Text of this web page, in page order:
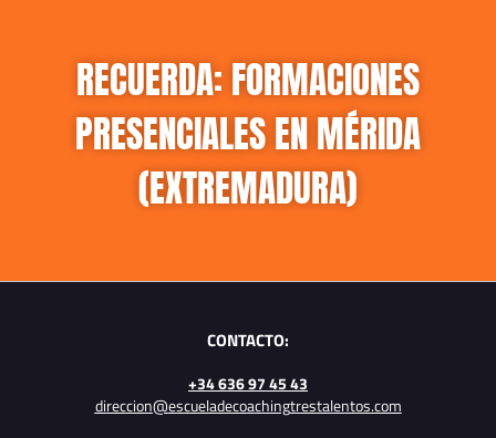
RECUERDA: FORMACIONES
PRESENCIALES EN MÉRIDA
(EXTREMADURA)
CONTACTO:
+34 636 97 45 43
direccion@escueladecoachingtrestalentos.com